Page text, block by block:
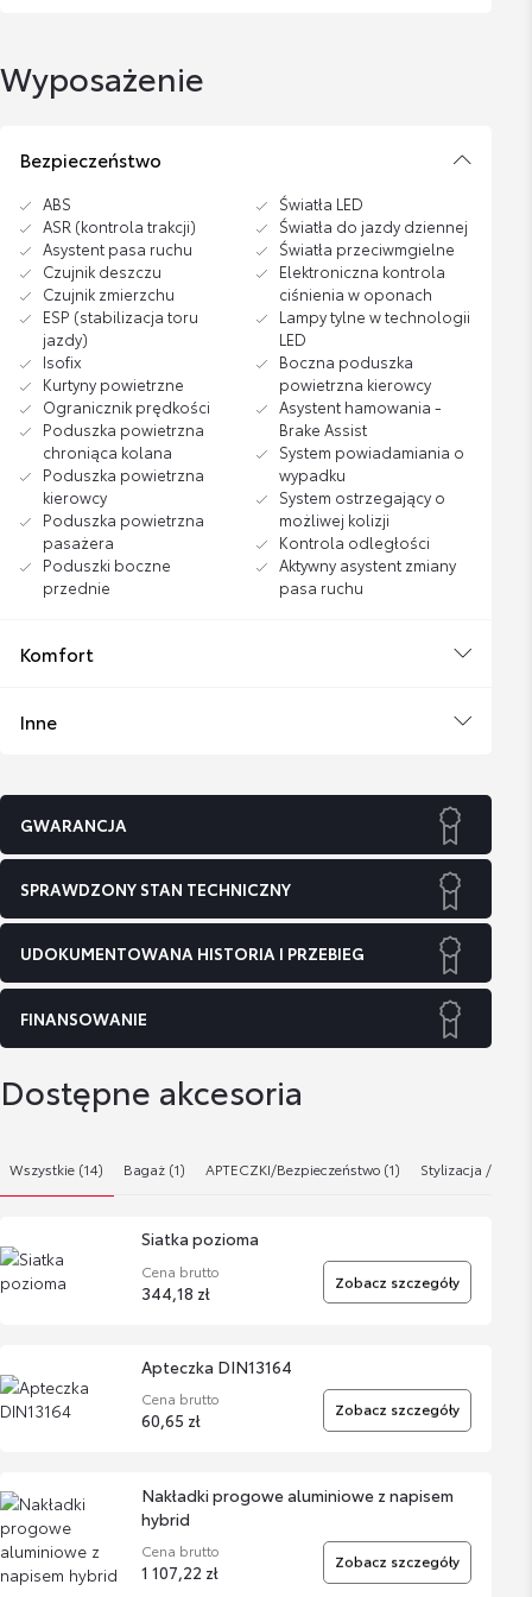
Wyposażenie
Bezpieczeństwo
ABS
ASR (kontrola trakcji)
Asystent pasa ruchu
Czujnik deszczu
Czujnik zmierzchu
ESP (stabilizacja toru
jazdy)
Isofix
Kurtyny powietrzne
Ogranicznik prędkości
Poduszka powietrzna
chroniąca kolana
Poduszka powietrzna
kierowcy
Poduszka powietrzna
pasażera
Poduszki boczne
przednie
Światła LED
Światła do jazdy dziennej
Światła przeciwmgielne
Elektroniczna kontrola
ciśnienia w oponach
Lampy tylne w technologii
LED
Boczna poduszka
powietrzna kierowcy
Asystent hamowania -
Brake Assist
System powiadamiania o
wypadku
System ostrzegający o
możliwej kolizji
Kontrola odległości
Aktywny asystent zmiany
pasa ruchu
Komfort
Inne
GWARANCJA
SPRAWDZONY STAN TECHNICZNY
UDOKUMENTOWANA HISTORIA I PRZEBIEG
FINANSOWANIE
Dostępne akcesoria
Wszystkie (14) Bagaż (1) APTECZKI/Bezpieczeństwo (1) Stylizacja /
Siatka pozioma
Cena brutto
344,18 zł Zobacz szczegóły
Apteczka DIN13164
Cena brutto
60,65 zł Zobacz szczegóły
Nakładki progowe aluminiowe z napisem
hybrid
Cena brutto
1 107,22 zł Zobacz szczegóły